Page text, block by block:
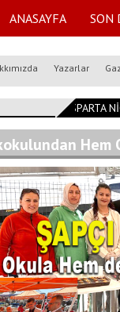
ANASAYFA SON
Yazarlar
ISPARTA
Hem